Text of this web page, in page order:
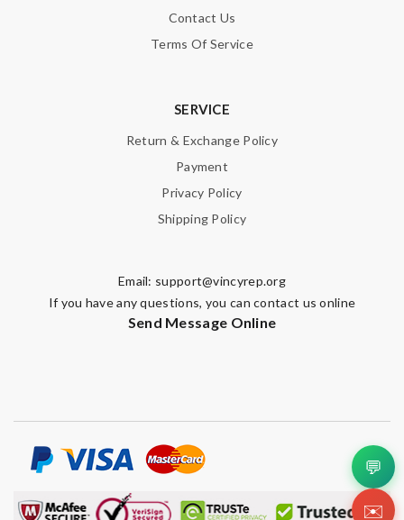
Contact Us
Terms Of Service
SERVICE
Return & Exchange Policy
Payment
Privacy Policy
Shipping Policy
Email: support@vincyrep.org
If you have any questions, you can contact us online
Send Message Online
💬
✉️